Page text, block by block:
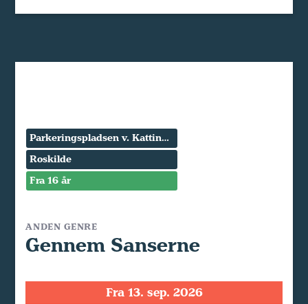
Parkeringspladsen v. Kattinge Værk
Roskilde
Fra 16 år
ANDEN GENRE
Gennem Sanserne
Fra 13. sep. 2026